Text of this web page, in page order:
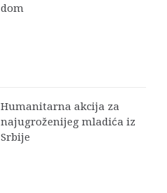
dom
Humanitarna akcija za
najugroženijeg mladića iz
Srbije